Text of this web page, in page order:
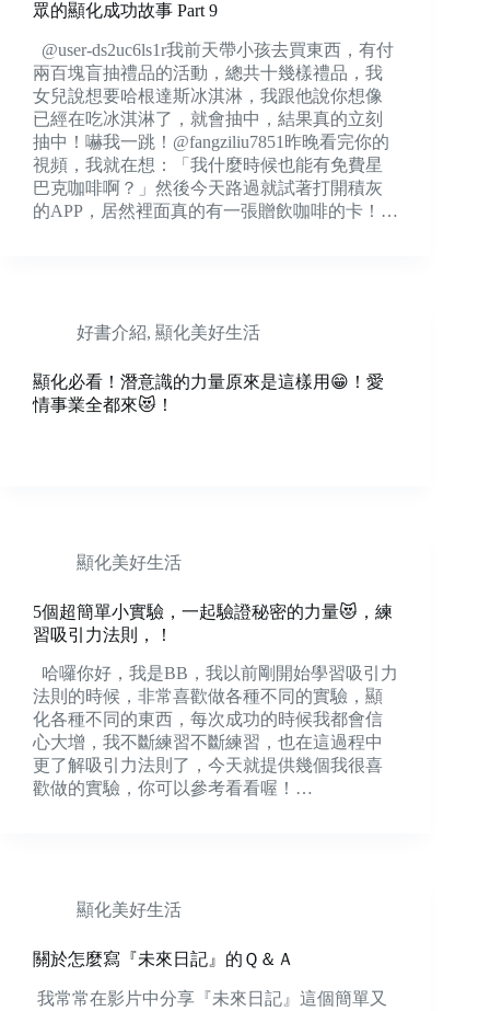
眾的顯化成功故事 Part 9
@user-ds2uc6ls1r我前天帶小孩去買東西，有付
兩百塊盲抽禮品的活動，總共十幾樣禮品，我
女兒說想要哈根達斯冰淇淋，我跟他說你想像
已經在吃冰淇淋了，就會抽中，結果真的立刻
抽中！嚇我一跳！@fangziliu7851昨晚看完你的
視頻，我就在想：「我什麼時候也能有免費星
巴克咖啡啊？」然後今天路過就試著打開積灰
的APP，居然裡面真的有一張贈飲咖啡的卡！…
好書介紹, 顯化美好生活
顯化必看！潛意識的力量原來是這樣用😁！愛
情事業全都來😻！
顯化美好生活
5個超簡單小實驗，一起驗證秘密的力量😻，練
習吸引力法則，！
哈囉你好，我是BB，我以前剛開始學習吸引力
法則的時候，非常喜歡做各種不同的實驗，顯
化各種不同的東西，每次成功的時候我都會信
心大增，我不斷練習不斷練習，也在這過程中
更了解吸引力法則了，今天就提供幾個我很喜
歡做的實驗，你可以參考看看喔！…
顯化美好生活
關於怎麼寫『未來日記』的Ｑ＆Ａ
我常常在影片中分享『未來日記』這個簡單又